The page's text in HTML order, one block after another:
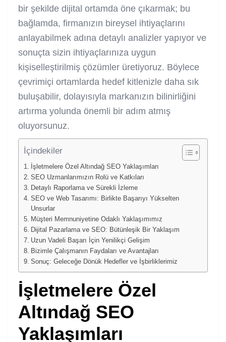
bir şekilde dijital ortamda öne çıkarmak; bu
bağlamda, firmanızın bireysel ihtiyaçlarını
anlayabilmek adına detaylı analizler yapıyor ve
sonuçta sizin ihtiyaçlarınıza uygun
kişiselleştirilmiş çözümler üretiyoruz. Böylece
çevrimiçi ortamlarda hedef kitlenizle daha sık
buluşabilir, dolayısıyla markanızın bilinirliğini
artırma yolunda önemli bir adım atmış
oluyorsunuz.
İçindekiler
İşletmelere Özel Altındağ SEO Yaklaşımları
SEO Uzmanlarımızın Rolü ve Katkıları
Detaylı Raporlama ve Sürekli İzleme
SEO ve Web Tasarımı: Birlikte Başarıyı Yükselten
Unsurlar
Müşteri Memnuniyetine Odaklı Yaklaşımımız
Dijital Pazarlama ve SEO: Bütünleşik Bir Yaklaşım
Uzun Vadeli Başarı İçin Yenilikçi Gelişim
Bizimle Çalışmanın Faydaları ve Avantajları
Sonuç: Geleceğe Dönük Hedefler ve İşbirliklerimiz
İşletmelere Özel
Altındağ SEO
Yaklaşımları